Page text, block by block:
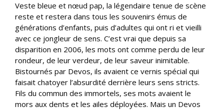
Veste bleue et nœud pap, la légendaire tenue de scène
reste et restera dans tous les souvenirs émus de
générations d’enfants, puis d’adultes qui ont ri et vieilli
avec ce jongleur de sens. C’est vrai que depuis sa
disparition en 2006, les mots ont comme perdu de leur
rondeur, de leur verdeur, de leur saveur inimitable.
Bistournés par Devos, ils avaient ce vernis spécial qui
faisait chatoyer l’absurdité derrière leurs sens stricts.
Fils du commun des immortels, ses mots avaient le
mors aux dents et les ailes déployées. Mais un Devos